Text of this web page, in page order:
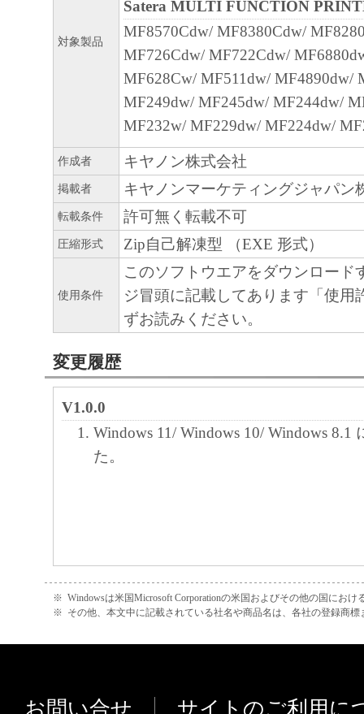
(3) 上記(1)および(2)に定める場合を除き、
ヤノンのライセンサーのいかなる知的財産
と黙示たるとを問わず、本契約書によって
るいは許諾されるものではありません。
(1) お客様は、再使用許諾、譲渡、販売、
くは貸与その他の方法により、第三者に「
ア」を使用させることはできません。
(2) お客様は、「本ソフトウェア」の全部
正、改変、逆コンパイル、逆アセンブル、
エンジニアリング等することはできません
このような行為をさせてはなりません。
「本ソフトウェア」に係る権原および所有
によりキヤノンまたはキヤノンのライセン
４．著作権表示
お客様は、「本ソフトウェア」に含まれる
(1) 「本ソフトウェア」は、『現状のまま
諾されます。キヤノン、キヤノンのライセ
ンの子会社、キヤノンの関連会社、それら
たは販売店のいずれも、「本ソフトウェア
対象製品
Satera MULTI FUNCTION
MF8570Cdw/ MF8380Cdw/
MF726Cdw/ MF722Cdw/
MF628Cw/ MF511dw/ MF4890dw/
MF249dw/ MF245dw/ MF244dw/
MF232w/ MF229dw/ MF224dw/
作成者 キヤノン株式会社
掲載者 キヤノンマーケティングジャパン
転載条件 許可無く転載不可
圧縮形式 Zip自己解凍型 （EXE 形式）
使用条件
このソフトウエアをダウンロード
ジ冒頭に記載してあります「使用
ずお読みください。
変更履歴
V1.0.0
Windows 11/ Windows 10/ Windows 8.1
た。
※ Windowsは米国Microsoft Corporationの米国およびその他の国におけ
※ その他、本文中に記載されている社名や商品名は、各社の登録商標
お問い合せ サイトのご利用に